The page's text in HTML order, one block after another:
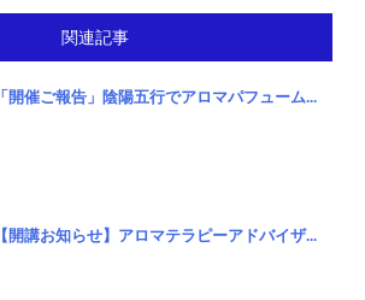
関連記事
「開催ご報告」陰陽五行でアロマパフューム...
【開講お知らせ】アロマテラピーアドバイザ...